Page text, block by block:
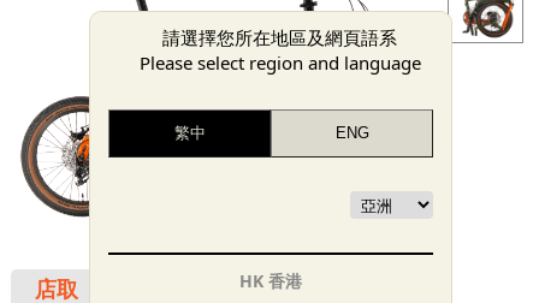
請選擇您所在地區及網頁語系
Please select region and language
HK 香港
店取